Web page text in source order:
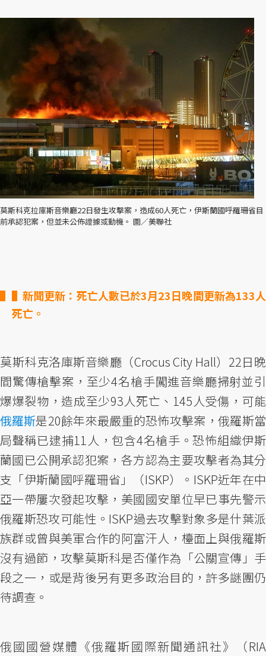
莫斯科克拉庫斯音樂廳22日發生攻擊案，造成60人死亡，伊斯蘭國呼羅珊省目
前承認犯案，但並未公佈證據或動機。 圖／美聯社
▌新聞更新：死亡人數已於3月23日晚間更新為133人
死亡。
莫斯科克洛庫斯音樂廳（Crocus City Hall）22日晚
間驚傳槍擊案，至少4名槍手闖進音樂廳掃射並引
爆爆裂物，造成至少93人死亡、145人受傷，可能
俄羅斯是20餘年來最嚴重的恐怖攻擊案，俄羅斯當
局聲稱已逮捕11人，包含4名槍手。恐怖組織伊斯
蘭國已公開承認犯案，各方認為主要攻擊者為其分
支「伊斯蘭國呼羅珊省」（ISKP）。ISKP近年在中
亞一帶屢次發起攻擊，美國國安單位早已事先警示
俄羅斯恐攻可能性。ISKP過去攻擊對象多是什葉派
族群或曾與美軍合作的阿富汗人，檯面上與俄羅斯
沒有過節，攻擊莫斯科是否僅作為「公關宣傳」手
段之一，或是背後另有更多政治目的，許多謎團仍
待調查。
俄國國營媒體《俄羅斯國際新聞通訊社》（RIA